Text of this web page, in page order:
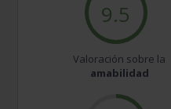
9.5
Valoración sobre la
amabilidad